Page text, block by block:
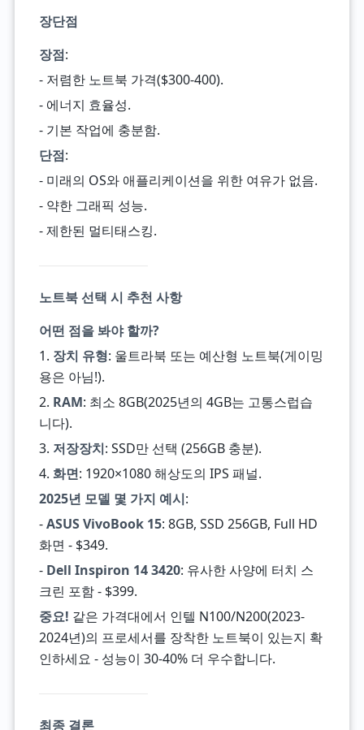
장단점
장점:
- 저렴한 노트북 가격($300-400).
- 에너지 효율성.
- 기본 작업에 충분함.
단점:
- 미래의 OS와 애플리케이션을 위한 여유가 없음.
- 약한 그래픽 성능.
- 제한된 멀티태스킹.
노트북 선택 시 추천 사항
어떤 점을 봐야 할까?
1. 장치 유형: 울트라북 또는 예산형 노트북(게이밍
용은 아님!).
2. RAM: 최소 8GB(2025년의 4GB는 고통스럽습
니다).
3. 저장장치: SSD만 선택 (256GB 충분).
4. 화면: 1920×1080 해상도의 IPS 패널.
2025년 모델 몇 가지 예시:
-ASUS VivoBook 15: 8GB, SSD 256GB, Full HD
화면 - $349.
- Dell Inspiron 14 3420: 유사한 사양에 터치 스
크린 포함 - $399.
중요! 같은 가격대에서 인텔 N100/N200(2023-
2024년)의 프로세서를 장착한 노트북이 있는지 확
인하세요 - 성능이 30-40% 더 우수합니다.
최종 결론